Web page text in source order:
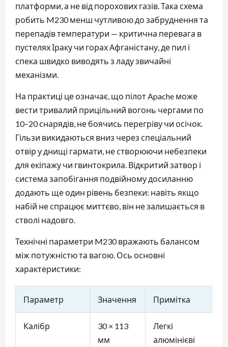
платформи, а не від порохових газів. Така схема
робить M230 менш чутливою до забруднення та
перепадів температури — критична перевага в
пустелях Іраку чи горах Афганістану, де пил і
спека швидко виводять з ладу звичайні
механізми.
На практиці це означає, що пілот Apache може
вести тривалий прицільний вогонь чергами по
10–20 снарядів, не боячись перегріву чи осічок.
Гільзи викидаються вниз через спеціальний
отвір у днищі гармати, не створюючи небезпеки
для екіпажу чи гвинтокрила. Відкритий затвор і
система запобігання подвійному досиланню
додають ще один рівень безпеки: навіть якщо
набій не спрацює миттєво, він не залишається в
стволі надовго.
Технічні параметри M230 вражають балансом
між потужністю та вагою. Ось основні
характеристики:
Параметр Значення Примітка
Калібр
30 × 113
мм
Легкі
алюмінієві